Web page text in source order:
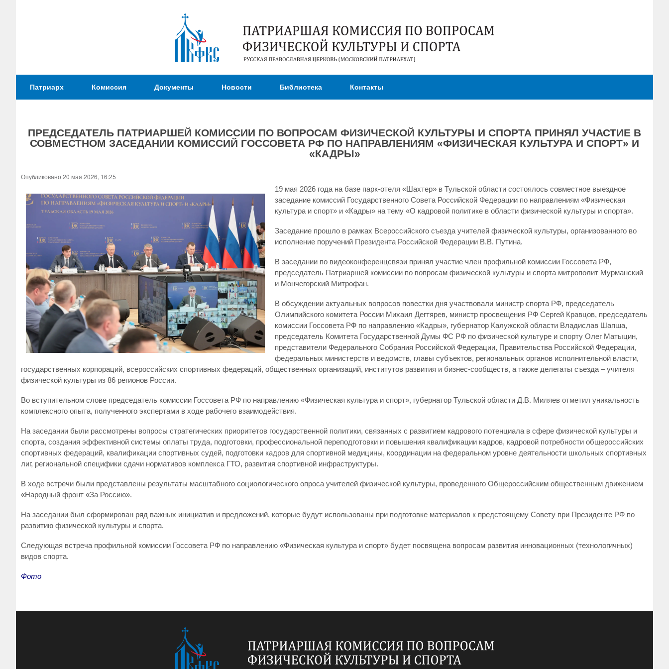
содержанию
Патриаршая
Комиссия
вопросам
физической
культуры и
Патриарх Комиссия Документы Новости Библиотека Контакты
ПРЕДСЕДАТЕЛЬ ПАТРИАРШЕЙ КОМИССИИ ПО ВОПРОСАМ ФИЗИЧЕСКОЙ КУЛЬТУРЫ И СПОРТА ПРИНЯЛ УЧАСТИЕ В
СОВМЕСТНОМ ЗАСЕДАНИИ КОМИССИЙ ГОССОВЕТА РФ ПО НАПРАВЛЕНИЯМ «ФИЗИЧЕСКАЯ КУЛЬТУРА И СПОРТ» И
«КАДРЫ»
Опубликовано 20 мая 2026, 16:25
19 мая 2026 года на базе парк-отеля «Шахтер» в Тульской области состоялось совместное выездное
заседание комиссий Государственного Совета Российской Федерации по направлениям «Физическая
культура и спорт» и «Кадры» на тему «О кадровой политике в области физической культуры и спорта».
Заседание прошло в рамках Всероссийского съезда учителей физической культуры, организованного во
исполнение поручений Президента Российской Федерации В.В. Путина.
В заседании по видеоконференцсвязи принял участие член профильной комиссии Госсовета РФ,
председатель Патриаршей комиссии по вопросам физической культуры и спорта митрополит Мурманский
и Мончегорский Митрофан.
В обсуждении актуальных вопросов повестки дня участвовали министр спорта РФ, председатель
Олимпийского комитета России Михаил Дегтярев, министр просвещения РФ Сергей Кравцов, председатель
комиссии Госсовета РФ по направлению «Кадры», губернатор Калужской области Владислав Шапша,
председатель Комитета Государственной Думы ФС РФ по физической культуре и спорту Олег Матыцин,
представители Федерального Собрания Российской Федерации, Правительства Российской Федерации,
федеральных министерств и ведомств, главы субъектов, региональных органов исполнительной власти,
государственных корпораций, всероссийских спортивных федераций, общественных организаций, институтов развития и бизнес-сообществ, а также делегаты съезда – учителя
физической культуры из 86 регионов России.
Во вступительном слове председатель комиссии Госсовета РФ по направлению «Физическая культура и спорт», губернатор Тульской области Д.В. Миляев отметил уникальность
комплексного опыта, полученного экспертами в ходе рабочего взаимодействия.
На заседании были рассмотрены вопросы стратегических приоритетов государственной политики, связанных с развитием кадрового потенциала в сфере физической культуры и
спорта, создания эффективной системы оплаты труда, подготовки, профессиональной переподготовки и повышения квалификации кадров, кадровой потребности общероссийских
спортивных федераций, квалификации спортивных судей, подготовки кадров для спортивной медицины, координации на федеральном уровне деятельности школьных спортивных
лиг, региональной специфики сдачи нормативов комплекса ГТО, развития спортивной инфраструктуры.
В ходе встречи были представлены результаты масштабного социологического опроса учителей физической культуры, проведенного Общероссийским общественным движением
«Народный фронт «За Россию».
На заседании был сформирован ряд важных инициатив и предложений, которые будут использованы при подготовке материалов к предстоящему Совету при Президенте РФ по
развитию физической культуры и спорта.
Следующая встреча профильной комиссии Госсовета РФ по направлению «Физическая культура и спорт» будет посвящена вопросам развития инновационных (технологичных)
видов спорта.
Фото